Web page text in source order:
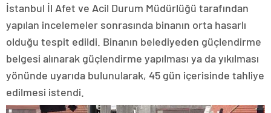
İstanbul İl Afet ve Acil Durum Müdürlüğü tarafından
yapılan incelemeler sonrasında binanın orta hasarlı
olduğu tespit edildi. Binanın belediyeden güçlendirme
belgesi alınarak güçlendirme yapılması ya da yıkılması
yönünde uyarıda bulunularak, 45 gün içerisinde tahliye
edilmesi istendi.